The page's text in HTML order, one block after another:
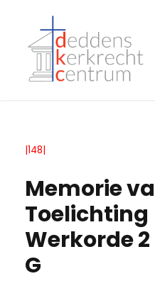
|148|
Memorie
Toelichting
Werkorde
G